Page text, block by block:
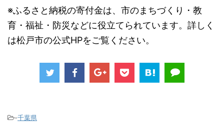
※ふるさと納税の寄付金は、市のまちづくり・教
育・福祉・防災などに役立てられています。詳しく
は松戸市の公式HPをご覧ください。
-千葉県